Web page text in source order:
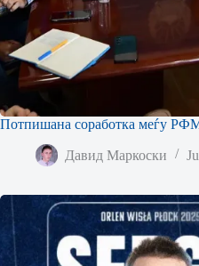
Потпишана соработка меѓу
Давид Маркоски